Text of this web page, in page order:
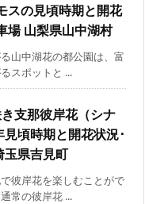
スの見頃時期と開花
場 山梨県山中湖村
山中湖花の都公園は、富
スポットと ...
支那彼岸花（シナ
頃時期と開花状況･
玉県吉見町
彼岸花を楽しむことがで
常の彼岸花 ...